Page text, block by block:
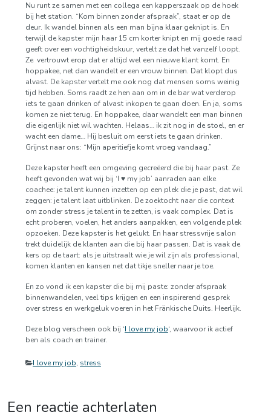
Nu runt ze samen met een collega een kapperszaak op de hoek
bij het station. “Kom binnen zonder afspraak”, staat er op de
deur. Ik wandel binnen als een man bijna klaar geknipt is. En
terwijl de kapster mijn haar 15 cm korter knipt en mij goede raad
geeft over een vochtigheidskuur, vertelt ze dat het vanzelf loopt.
Ze vertrouwt erop dat er altijd wel een nieuwe klant komt. En
hoppakee, net dan wandelt er een vrouw binnen. Dat klopt dus
alvast. De kapster vertelt me ook nog dat mensen soms weinig
tijd hebben. Soms raadt ze hen aan om in de bar wat verderop
iets te gaan drinken of alvast inkopen te gaan doen. En ja, soms
komen ze niet terug. En hoppakee, daar wandelt een man binnen
die eigenlijk niet wil wachten. Helaas… ik zit nog in de stoel, en er
wacht een dame… Hij besluit om eerst iets te gaan drinken.
Grijnst naar ons: “Mijn aperitiefje komt vroeg vandaag.”
Deze kapster heeft een omgeving gecreëerd die bij haar past. Ze
heeft gevonden wat wij bij ‘I ♥ my job’ aanraden aan elke
coachee: je talent kunnen inzetten op een plek die je past, dat wil
zeggen: je talent laat uitblinken. De zoektocht naar die context
om zonder stress je talent in te zetten, is vaak complex. Dat is
echt proberen, voelen, het anders aanpakken, een volgende plek
opzoeken. Deze kapster is het gelukt. En haar stressvrije salon
trekt duidelijk de klanten aan die bij haar passen. Dat is vaak de
kers op de taart: als je uitstraalt wie je wil zijn als professional,
komen klanten en kansen net dat tikje sneller naar je toe.
En zo vond ik een kapster die bij mij paste: zonder afspraak
binnenwandelen, veel tips krijgen en een inspirerend gesprek
over stress en werkgeluk voeren in het Fränkische Duits. Heerlijk.
Deze blog verscheen ook bij ‘I love my job‘, waarvoor ik actief
ben als coach en trainer.
Categorieën
I love my job, stress
Een reactie achterlaten